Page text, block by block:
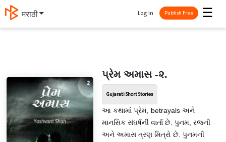
मराठी ☰
Log In Publish Free
પ્રેમ અમાસ -૨.
Gujarati Short Stories
આ કથામાં પ્રેમ, betrayals અને
માનસિક સંઘર્ષની વાર્તા છે. પુનમ, રજની
અને અમાસ ત્રણ મિત્રો છે. પુનમની